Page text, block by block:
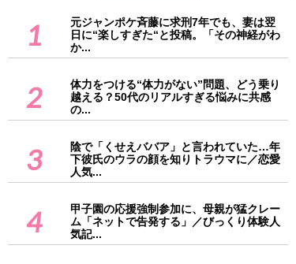
1
元ジャンポケ斉藤に求刑7年でも、妻は翌
日に“楽しすぎた“と投稿。「その神経がわ
か...
2
体力をつける“体力がない”問題、どう乗り
越える？50代のリアルすぎる悩みに共感
の...
3
陰で「くせえババア」と言われていた…年
下彼氏のウラの顔を知りトラウマに／恋愛
人気...
4
甲子園の応援強制参加に、母親が猛クレー
ム「ネットで告発する」／びっくり体験人
気記...